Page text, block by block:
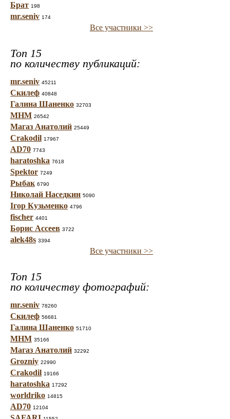
Брат 198
mr.seniv 174
Все участники >>
Топ 15
по количеству публикаций:
mr.seniv 45211
Скилеф 40848
Галина Шаненко 32703
МНМ 26542
Магаз Анатолий 25449
Crakodil 17967
AD70 7743
haratoshka 7618
Spektor 7249
Рыбак 6790
Николай Наседкин 5090
Ігор Кузьменко 4796
fischer 4401
Борис Ассеев 3722
alek48s 3394
Все участники >>
Топ 15
по количеству фотографий:
mr.seniv 78260
Скилеф 56681
Галина Шаненко 51710
МНМ 35166
Магаз Анатолий 32292
Grozniy 22990
Crakodil 19166
haratoshka 17292
worldriko 14815
AD70 12104